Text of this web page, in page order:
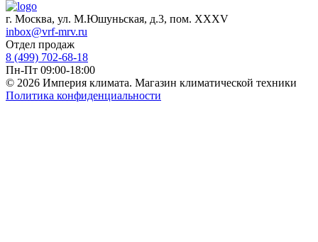
г. Москва, ул. М.Юшуньская, д.3, пом. XXXV
inbox@vrf-mrv.ru
Отдел продаж
8 (499) 702-68-18
Пн-Пт 09:00-18:00
© 2026 Империя климата. Магазин климатической техники
Политика конфиденциальности